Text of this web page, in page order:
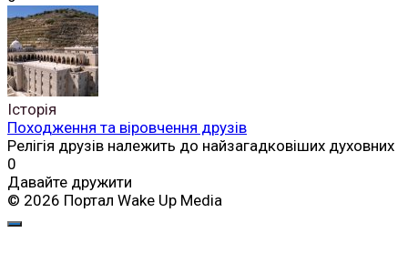
Історія
Походження та віровчення друзів
Релігія друзів належить до найзагадковіших духовних
0
Давайте дружити
© 2026 Портал Wake Up Media